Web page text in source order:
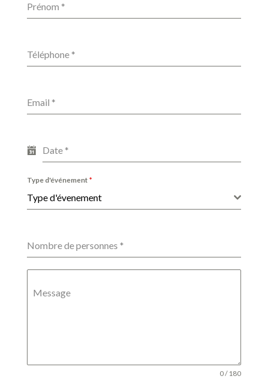
Prénom *
Téléphone *
Email *
Date *
Type d'événement *
Type d'évenement
Nombre de personnes *
Message
0 / 180